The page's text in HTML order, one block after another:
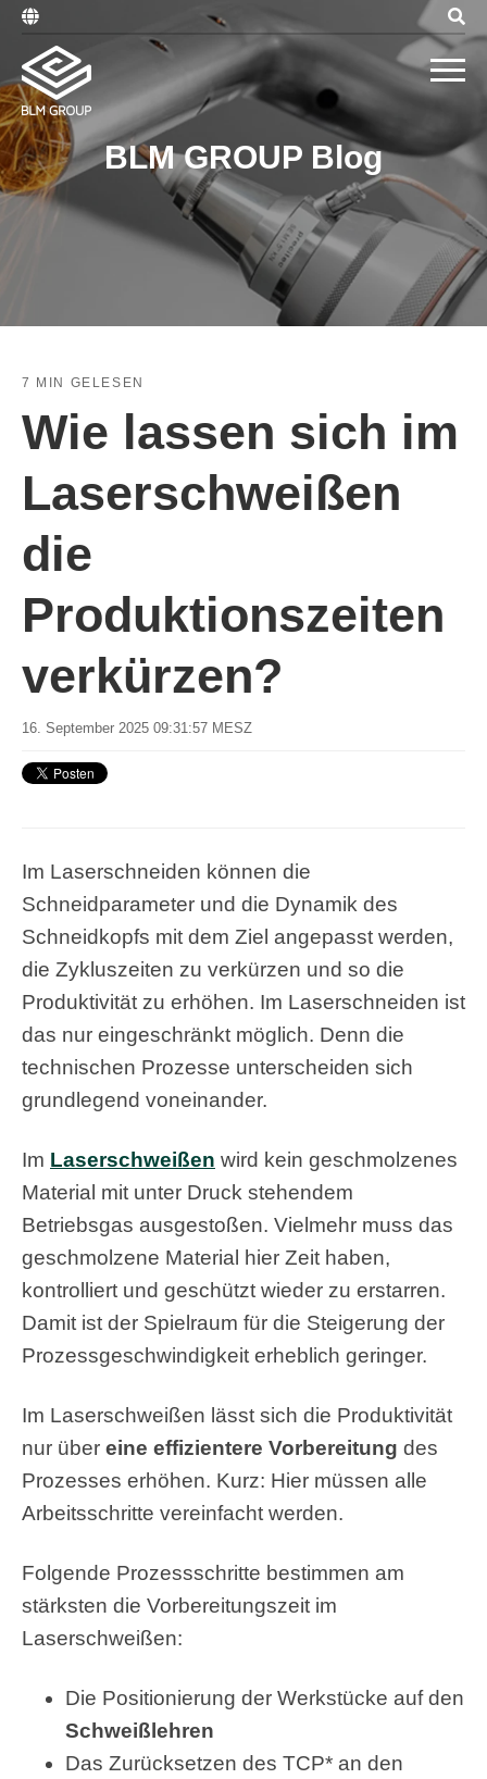
BLM GROUP Blog
7 MIN GELESEN
Wie lassen sich im
Laserschweißen
die
Produktionszeiten
verkürzen?
16. September 2025 09:31:57 MESZ
Im Laserschneiden können die
Schneidparameter und die Dynamik des
Schneidkopfs mit dem Ziel angepasst werden,
die Zykluszeiten zu verkürzen und so die
Produktivität zu erhöhen. Im Laserschneiden ist
das nur eingeschränkt möglich. Denn die
technischen Prozesse unterscheiden sich
grundlegend voneinander.
Im Laserschweißen wird kein geschmolzenes
Material mit unter Druck stehendem
Betriebsgas ausgestoßen. Vielmehr muss das
geschmolzene Material hier Zeit haben,
kontrolliert und geschützt wieder zu erstarren.
Damit ist der Spielraum für die Steigerung der
Prozessgeschwindigkeit erheblich geringer.
Im Laserschweißen lässt sich die Produktivität
nur über eine effizientere Vorbereitung des
Prozesses erhöhen. Kurz: Hier müssen alle
Arbeitsschritte vereinfacht werden.
Folgende Prozessschritte bestimmen am
stärksten die Vorbereitungszeit im
Laserschweißen:
Die Positionierung der Werkstücke auf den
Schweißlehren
Das Zurücksetzen des TCP* an den